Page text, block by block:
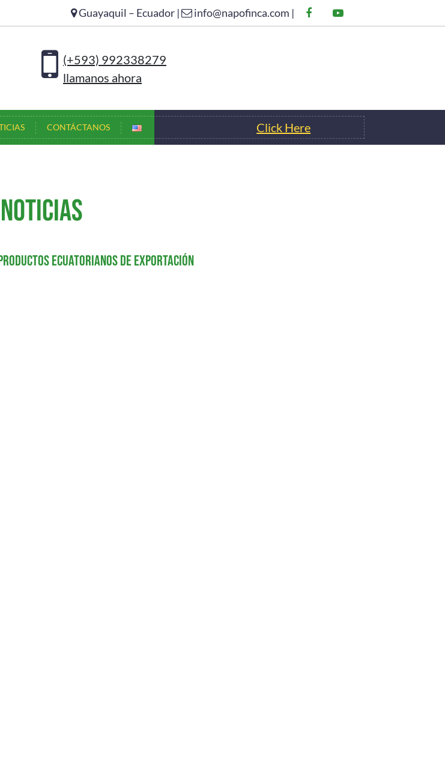
Guayaquil – Ecuador | info@napofinca.com |
(+593) 992338279
llamanos ahora
CONTÁCTANOS Click Here
PRODUCTO NOTICIAS CONTÁCTANOS Click Here
Noticias
ecuatorianos de exportación